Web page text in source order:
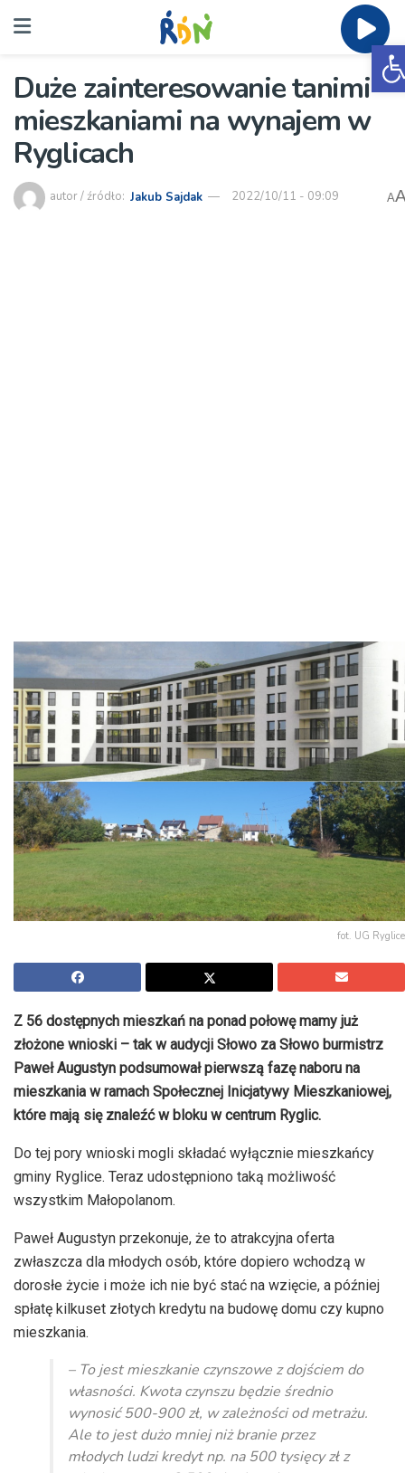
Duże zainteresowanie tanimi
mieszkaniami na wynajem w
Ryglicach
autor / źródło: Jakub Sajdak 2022/10/11 - 09:09 A
fot. UG Ryglice
Z 56 dostępnych mieszkań na ponad połowę mamy już
złożone wnioski – tak w audycji Słowo za Słowo burmistrz
Paweł Augustyn podsumował pierwszą fazę naboru na
mieszkania w ramach Społecznej Inicjatywy Mieszkaniowej,
które mają się znaleźć w bloku w centrum Ryglic.
Do tej pory wnioski mogli składać wyłącznie mieszkańcy
gminy Ryglice. Teraz udostępniono taką możliwość
wszystkim Małopolanom.
Paweł Augustyn przekonuje, że to atrakcyjna oferta
zwłaszcza dla młodych osób, które dopiero wchodzą w
dorosłe życie i może ich nie być stać na wzięcie, a później
spłatę kilkuset złotych kredytu na budowę domu czy kupno
mieszkania.
– To jest mieszkanie czynszowe z dojściem do
własności. Kwota czynszu będzie średnio
wynosić 500-900 zł, w zależności od metrażu.
Ale to jest dużo mniej niż branie przez
młodych ludzi kredyt np. na 500 tysięcy zł z